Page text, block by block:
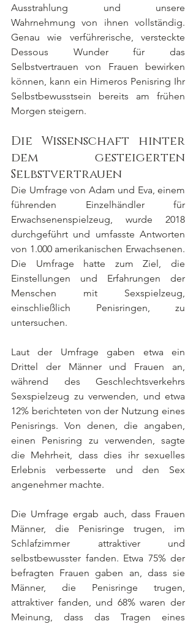
Ausstrahlung und unsere
Wahrnehmung von ihnen vollständig.
Genau wie verführerische, versteckte
Dessous Wunder für das
Selbstvertrauen von Frauen bewirken
können, kann ein Himeros Penisring Ihr
Selbstbewusstsein bereits am frühen
Morgen steigern.
Die Wissenschaft hinter
dem gesteigerten
Selbstvertrauen
Die Umfrage von Adam und Eva, einem
führenden Einzelhändler für
Erwachsenenspielzeug, wurde 2018
durchgeführt und umfasste Antworten
von 1.000 amerikanischen Erwachsenen.
Die Umfrage hatte zum Ziel, die
Einstellungen und Erfahrungen der
Menschen mit Sexspielzeug,
einschließlich Penisringen, zu
untersuchen.
Laut der Umfrage gaben etwa ein
Drittel der Männer und Frauen an,
während des Geschlechtsverkehrs
Sexspielzeug zu verwenden, und etwa
12% berichteten von der Nutzung eines
Penisrings. Von denen, die angaben,
einen Penisring zu verwenden, sagte
die Mehrheit, dass dies ihr sexuelles
Erlebnis verbesserte und den Sex
angenehmer machte.
Die Umfrage ergab auch, dass Frauen
Männer, die Penisringe trugen, im
Schlafzimmer attraktiver und
selbstbewusster fanden. Etwa 75% der
befragten Frauen gaben an, dass sie
Männer, die Penisringe trugen,
attraktiver fanden, und 68% waren der
Meinung, dass das Tragen eines